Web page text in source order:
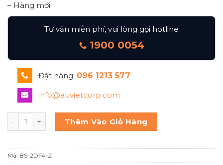
– Hàng mới
Tư vấn miễn phí, vui lòng gọi hotline
1900 0054
Đặt hàng: 096 1213 577
info@auvietcorp.com
BÀN ĐÔNG 2 CÁNH BS 2DF4/Z số lượng
Thêm Vào Giỏ Hàng
Mã: BS-2DF4-Z